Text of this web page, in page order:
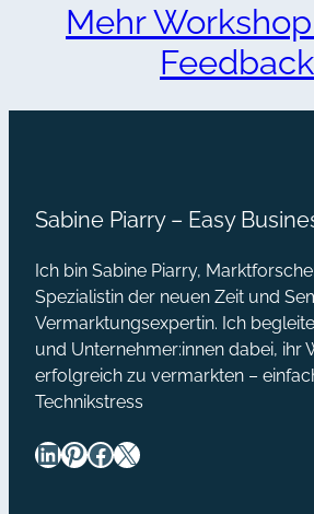
Mehr
Sabine Piarry – Easy
Ich bin Sabine Piarry,
Spezialistin der neuen Zeit und
Vermarktungsexpertin. Ich
und Unternehmer:innen dabei, ihr
erfolgreich zu vermarkten –
Technikstress
LinkedIn Pinterest Facebook X